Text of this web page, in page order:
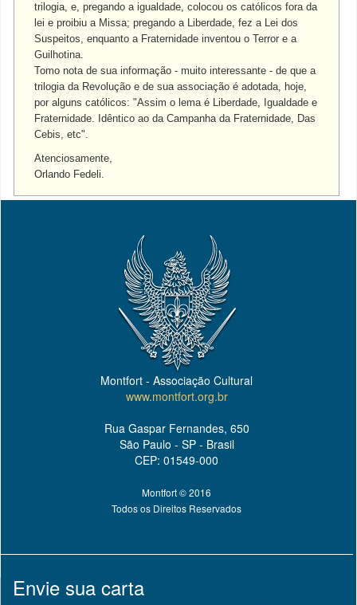
trilogia, e, pregando a igualdade, colocou os católicos fora da
lei e proibiu a Missa; pregando a Liberdade, fez a Lei dos
Suspeitos, enquanto a Fraternidade inventou o Terror e a
Guilhotina.
Tomo nota de sua informação - muito interessante - de que a
trilogia da Revolução e de sua associação é adotada, hoje,
por alguns católicos: "Assim o lema é Liberdade, Igualdade e
Fraternidade. Idêntico ao da Campanha da Fraternidade, Das
Cebis, etc".
Atenciosamente,
Orlando Fedeli.
Montfort - Associação Cultural
www.montfort.org.br
Rua Gaspar Fernandes, 650
São Paulo - SP - Brasil
CEP: 01549-000
Montfort © 2016
Todos os Direitos Reservados
Envie sua carta